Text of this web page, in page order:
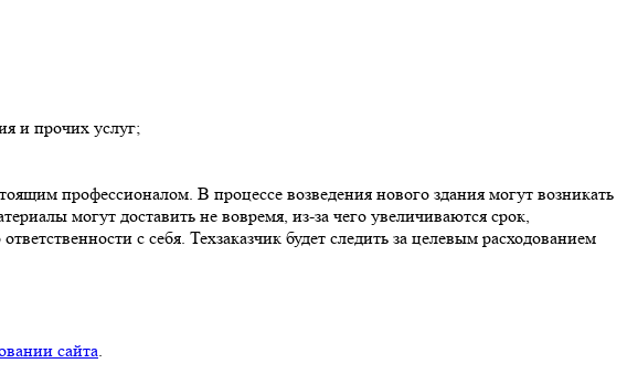
и прочих услуг;
профессионалом. В процессе возведения нового здания могут возникать
могут доставить не вовремя, из-за чего увеличиваются срок,
с себя. Техзаказчик будет следить за целевым расходованием
сайта.